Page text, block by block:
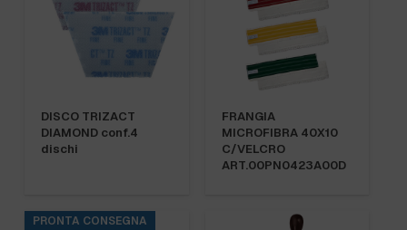
DISCO TRIZACT
DIAMOND conf.4
dischi
FRANGIA
MICROFIBRA 40X10
C/VELCRO
ART.00PN0423A00D
PRONTA CONSEGNA